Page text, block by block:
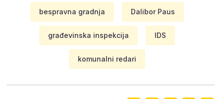
bespravna gradnja Dalibor Paus
građevinska inspekcija IDS
komunalni redari